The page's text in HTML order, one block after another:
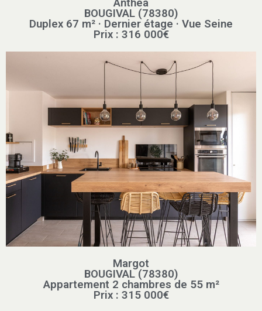
Anthéa
BOUGIVAL (78380)
Duplex 67 m² · Dernier étage · Vue Seine
Prix : 316 000€
Margot
BOUGIVAL (78380)
Appartement 2 chambres de 55 m²
Prix : 315 000€